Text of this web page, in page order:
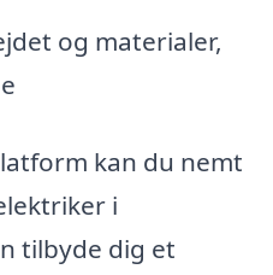
og materialer,
kan du nemt
i
tilbyde dig et